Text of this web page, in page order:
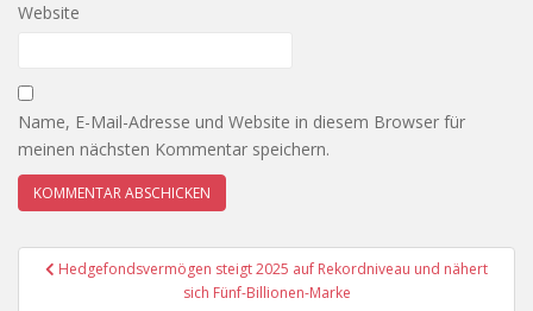
Website
Name, E-Mail-Adresse und Website in diesem Browser für
meinen nächsten Kommentar speichern.
Beitragsnavigation
Hedgefondsvermögen steigt 2025 auf Rekordniveau und nähert
sich Fünf-Billionen-Marke